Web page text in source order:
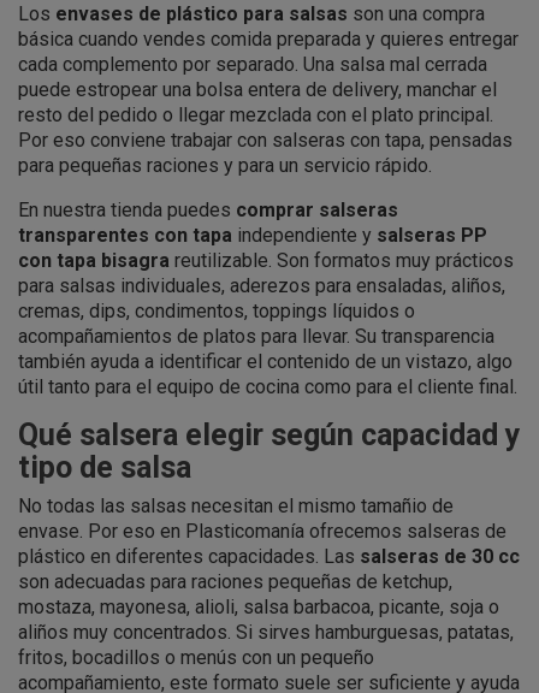
Los envases de plástico para salsas son una compra
básica cuando vendes comida preparada y quieres entregar
cada complemento por separado. Una salsa mal cerrada
puede estropear una bolsa entera de delivery, manchar el
resto del pedido o llegar mezclada con el plato principal.
Por eso conviene trabajar con salseras con tapa, pensadas
para pequeñas raciones y para un servicio rápido.
En nuestra tienda puedes comprar salseras
transparentes con tapa independiente y salseras PP
con tapa bisagra reutilizable. Son formatos muy prácticos
para salsas individuales, aderezos para ensaladas, aliños,
cremas, dips, condimentos, toppings líquidos o
acompañamientos de platos para llevar. Su transparencia
también ayuda a identificar el contenido de un vistazo, algo
útil tanto para el equipo de cocina como para el cliente final.
Qué salsera elegir según capacidad y
tipo de salsa
No todas las salsas necesitan el mismo tamañio de
envase. Por eso en Plasticomanía ofrecemos salseras de
plástico en diferentes capacidades. Las salseras de 30 cc
son adecuadas para raciones pequeñas de ketchup,
mostaza, mayonesa, alioli, salsa barbacoa, picante, soja o
aliños muy concentrados. Si sirves hamburguesas, patatas,
fritos, bocadillos o menús con un pequeño
acompañamiento, este formato suele ser suficiente y ayuda